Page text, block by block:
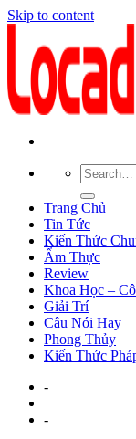
Skip to content
Trang Chủ
Tin Tức
Kiến Thức
Ẩm Thực
Review
Khoa Học –
Giải Trí
Câu Nói Hay
Phong Thủy
Kiến Thức
-
-